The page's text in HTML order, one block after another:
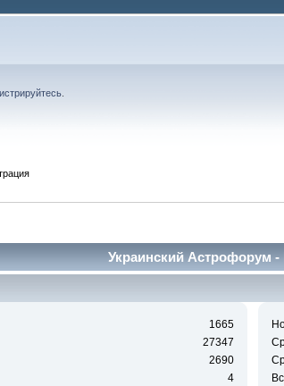
Украинский Астрофорум -
1665
27347
2690
4